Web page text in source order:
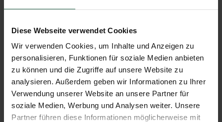
Diese Webseite verwendet Cookies
Wir verwenden Cookies, um Inhalte und Anzeigen zu
personalisieren, Funktionen für soziale Medien anbieten
zu können und die Zugriffe auf unsere Website zu
analysieren. Außerdem geben wir Informationen zu Ihrer
Verwendung unserer Website an unsere Partner für
soziale Medien, Werbung und Analysen weiter. Unsere
Partner führen diese Informationen möglicherweise mit